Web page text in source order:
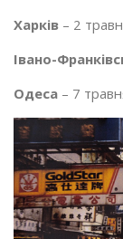
УКР ENG
Харків – 2
Івано-
Одеса – 7